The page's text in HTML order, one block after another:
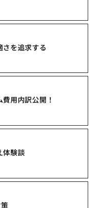
を追求する
費用内訳公開！
体験談